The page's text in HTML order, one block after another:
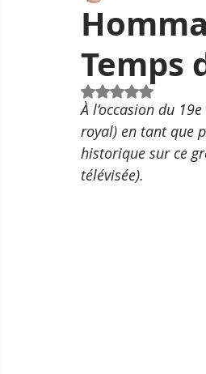
Temps
Noté NaN étoiles
À l’occasion du
royal) en tant que
historique sur ce
télévisée).